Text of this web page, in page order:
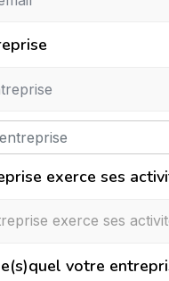
exerce ses
exerce ses
votre